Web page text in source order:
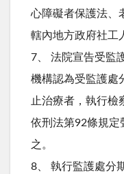
心障礙者保護法、
轄內地方政府社工
7、 法院宣告受監
機構認為受監護處
止治療者，執行檢
依刑法第92條規定
之。
8、 執行監護處分